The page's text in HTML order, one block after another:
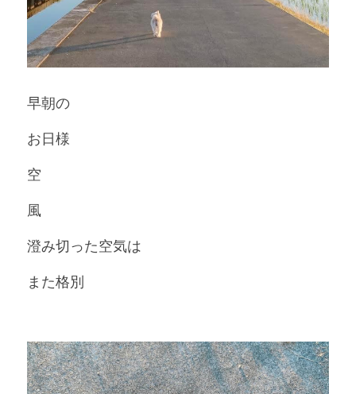
早朝の
お日様
空
風
澄み切った空気は
また格別